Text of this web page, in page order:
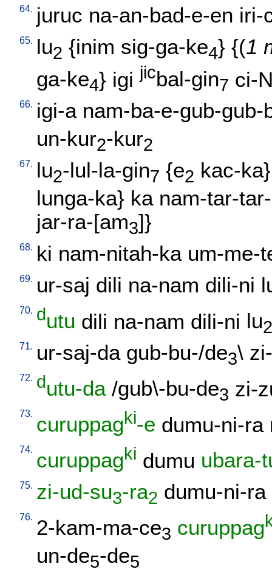
64. juruc na-an-bad-e-en iri-
65. lu2 {inim sig-ga-ke4} {(1
ga-ke4} igi jicbal-gin7 ci-
66. igi-a nam-ba-e-gub-gub-
un-kur2-kur2
67. lu2-lul-la-gin7 {e2 kac-ka
lunga-ka} ka nam-tar-
jar-ra-[am3]}
68. ki nam-nitah-ka um-me-
69. ur-saj dili na-nam dili-ni
70. dutu dili na-nam dili-ni lu2
71. ur-saj-da gub-bu-/de3\
72. dutu-da/gub\-bu-de3 zi-
73. curuppagki-e dumu-ni-ra
74. curuppagki dumu ubara-
75. zi-ud-su3-ra2 dumu-ni-ra
76. 2-kam-ma-ce3 curuppag
un-de5-de5